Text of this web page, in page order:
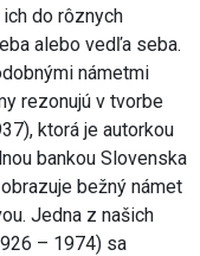
do rôznych
alebo vedľa seba.
námetmi
rezonujú v tvorbe
ktorá je autorkou
bankou Slovenska
bežný námet
Jedna z našich
– 1974) sa